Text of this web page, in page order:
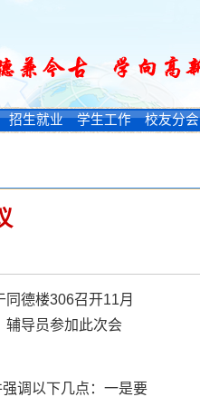
招生就业 学生工作 校友分会
德楼306召开11月
辅导员参加此次会
调以下几点：一是要